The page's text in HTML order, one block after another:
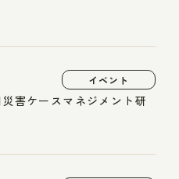
イベント
害ケースマネジメント研